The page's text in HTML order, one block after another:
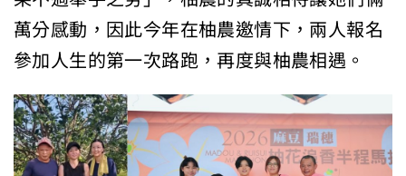
萬分感動，因此今年在柚農邀情下，兩人報名
參加人生的第一次路跑，再度與柚農相遇。